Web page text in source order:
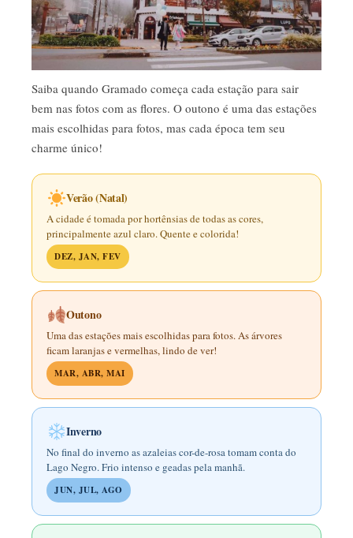
Saiba quando Gramado começa cada estação para sair
bem nas fotos com as flores. O outono é uma das estações
mais escolhidas para fotos, mas cada época tem seu
charme único!
Verão (Natal)
A cidade é tomada por hortênsias de todas as cores,
principalmente azul claro. Quente e colorida!
DEZ, JAN, FEV
Outono
Uma das estações mais escolhidas para fotos. As árvores
ficam laranjas e vermelhas, lindo de ver!
MAR, ABR, MAI
Inverno
No final do inverno as azaleias cor-de-rosa tomam conta do
Lago Negro. Frio intenso e geadas pela manhã.
JUN, JUL, AGO